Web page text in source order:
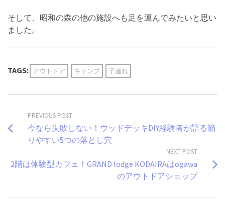
そして、昭和の森の他の施設へも足を運んでみたいと思い
ました。
TAGS: アウトドア キャンプ 子連れ
PREVIOUS POST
今なら失敗しない！ウッドデッキDIY経験者が語る陥
りやすい5つの落とし穴
NEXT POST
2階は体験型カフェ！GRAND lodge KODAIRAはogawa
のアウトドアショップ